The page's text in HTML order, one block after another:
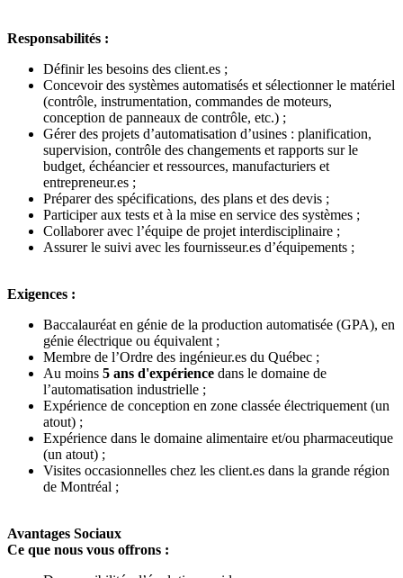
Responsabilités :
Définir les besoins des client.es ;
Concevoir des systèmes automatisés et sélectionner le matériel
(contrôle, instrumentation, commandes de moteurs,
conception de panneaux de contrôle, etc.) ;
Gérer des projets d’automatisation d’usines : planification,
supervision, contrôle des changements et rapports sur le
budget, échéancier et ressources, manufacturiers et
entrepreneur.es ;
Préparer des spécifications, des plans et des devis ;
Participer aux tests et à la mise en service des systèmes ;
Collaborer avec l’équipe de projet interdisciplinaire ;
Assurer le suivi avec les fournisseur.es d’équipements ;
Exigences :
Baccalauréat en génie de la production automatisée (GPA), en
génie électrique ou équivalent ;
Membre de l’Ordre des ingénieur.es du Québec ;
Au moins 5 ans d'expérience dans le domaine de
l’automatisation industrielle ;
Expérience de conception en zone classée électriquement (un
atout) ;
Expérience dans le domaine alimentaire et/ou pharmaceutique
(un atout) ;
Visites occasionnelles chez les client.es dans la grande région
de Montréal ;
Avantages Sociaux
Ce que nous vous offrons :